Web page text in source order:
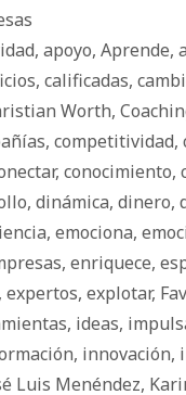
, apoyo, Aprende,
, calificadas,
Worth,
, competitividad,
, conocimiento,
, dinámica, dinero,
, emociona,
, enriquece,
, expertos, explotar,
, ideas,
, innovación,
Luis Menéndez,